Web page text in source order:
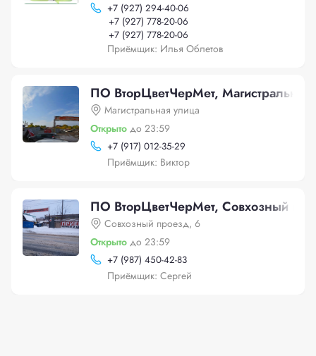
+7 (927) 294-40-06
+7 (927) 778-20-06
+7 (927) 778-20-06
Приёмщик: Илья Облетов
ПО ВторЦветЧерМет, Магистральная
Магистральная улица
Открыто до 23:59
+7 (917) 012-35-29
Приёмщик: Виктор
ПО ВторЦветЧерМет, Совхозный
Совхозный проезд, 6
Открыто до 23:59
+7 (987) 450-42-83
Приёмщик: Сергей